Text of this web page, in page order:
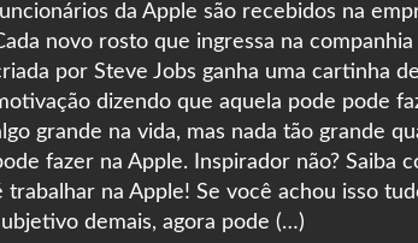
da Apple são recebidos na
novo rosto que ingressa na companhia
por Steve Jobs ganha uma cartinha de
dizendo que aquela pode pode
grande na vida, mas nada tão grande
fazer na Apple. Inspirador não? Saiba
trabalhar na Apple! Se você achou isso
demais, agora pode (…)